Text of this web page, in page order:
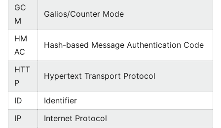
GC
M
Galios/Counter Mode
HM
AC
Hash-based Message Authentication Code
HTT
P
Hypertext Transport Protocol
ID
Identifier
IP
Internet Protocol